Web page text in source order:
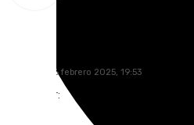
domingo, 16 febrero 2025, 19:53
Compartir: